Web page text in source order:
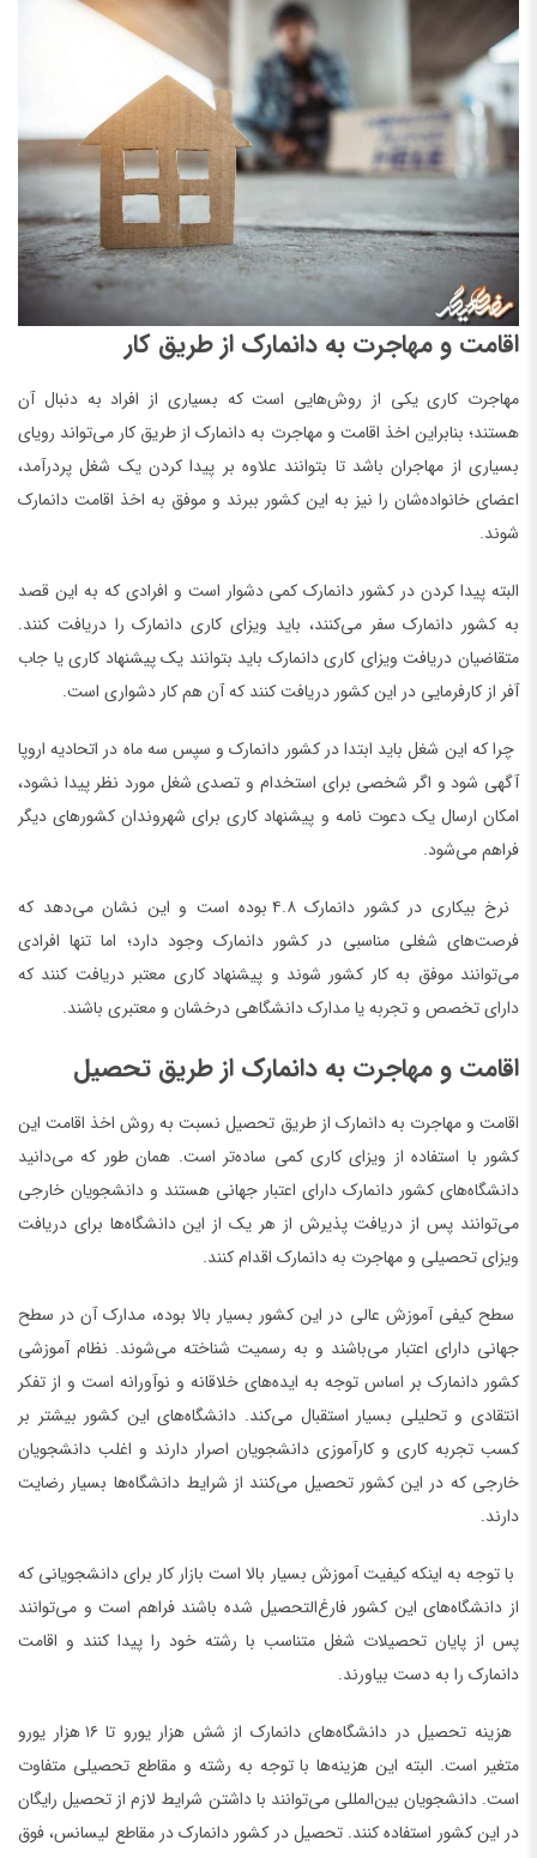
اقامت و مهاجرت به دانمارک از طریق کار
مهاجرت کاری یکی از روش‌هایی است که بسیاری از افراد به دنبال آن
هستند؛ بنابراین اخذ اقامت و مهاجرت به دانمارک از طریق کار می‌تواند رویای
بسیاری از مهاجران باشد تا بتوانند علاوه بر پیدا کردن یک شغل پردرآمد،
اعضای خانواده‌شان را نیز به این کشور ببرند و موفق به اخذ اقامت دانمارک
شوند.
البته پیدا کردن در کشور دانمارک کمی دشوار است و افرادی که به این قصد
به کشور دانمارک سفر می‌کنند، باید ویزای کاری دانمارک را دریافت کنند.
متقاضیان دریافت ویزای کاری دانمارک باید بتوانند یک پیشنهاد کاری یا جاب
آفر از کارفرمایی در این کشور دریافت کنند که آن هم کار دشواری است.
چرا که این شغل باید ابتدا در کشور دانمارک و سپس سه ماه در اتحادیه اروپا
آگهی شود و اگر شخصی برای استخدام و تصدی شغل مورد نظر پیدا نشود،
امکان ارسال یک دعوت نامه و پیشنهاد کاری برای شهروندان کشورهای دیگر
فراهم می‌شود.
نرخ بیکاری در کشور دانمارک ۴.۸ بوده است و این نشان می‌دهد که
فرصت‌های شغلی مناسبی در کشور دانمارک وجود دارد؛ اما تنها افرادی
می‌توانند موفق به کار کشور شوند و پیشنهاد کاری معتبر دریافت کنند که
دارای تخصص و تجربه یا مدارک دانشگاهی درخشان و معتبری باشند.
اقامت و مهاجرت به دانمارک از طریق تحصیل
اقامت و مهاجرت به دانمارک از طریق تحصیل نسبت به روش اخذ اقامت این
کشور با استفاده از ویزای کاری کمی ساده‌تر است. همان طور که می‌دانید
دانشگاه‌های کشور دانمارک دارای اعتبار جهانی هستند و دانشجویان خارجی
می‌توانند پس از دریافت پذیرش از هر یک از این دانشگاه‌ها برای دریافت
ویزای تحصیلی و مهاجرت به دانمارک اقدام کنند.
سطح کیفی آموزش عالی در این کشور بسیار بالا بوده، مدارک آن در سطح
جهانی دارای اعتبار می‌باشند و به رسمیت شناخته می‌شوند. نظام آموزشی
کشور دانمارک بر اساس توجه به ایده‌های خلاقانه و نوآورانه است و از تفکر
انتقادی و تحلیلی بسیار استقبال می‌کند. دانشگاه‌های این کشور بیشتر بر
کسب تجربه کاری و کارآموزی دانشجویان اصرار دارند و اغلب دانشجویان
خارجی که در این کشور تحصیل می‌کنند از شرایط دانشگاه‌ها بسیار رضایت
دارند.
با توجه به اینکه کیفیت آموزش بسیار بالا است بازار کار برای دانشجویانی که
از دانشگاه‌های این کشور فارغ‌التحصیل شده باشند فراهم است و می‌توانند
پس از پایان تحصیلات شغل متناسب با رشته خود را پیدا کنند و اقامت
دانمارک را به دست بیاورند.
هزینه تحصیل در دانشگاه‌های دانمارک از شش هزار یورو تا ۱۶ هزار یورو
متغیر است. البته این هزینه‌ها با توجه به رشته و مقاطع تحصیلی متفاوت
است. دانشجویان بین‌المللی می‌توانند با داشتن شرایط لازم از تحصیل رایگان
در این کشور استفاده کنند. تحصیل در کشور دانمارک در مقاطع لیسانس، فوق